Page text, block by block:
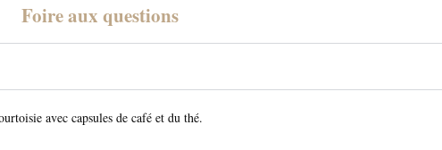
Foire aux questions
avec capsules de café et du thé.